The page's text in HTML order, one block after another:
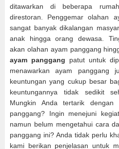
ditawarkan di beberapa
direstoran. Penggemar olahan
sangat banyak dikalangan
anak hingga orang dewasa.
akan olahan ayam panggang
ayam panggang patut untuk
menawarkan ayam panggang
keuntungan yang cukup besar
keuntungannya tidak sedikit
Mungkin Anda tertarik
panggang? Ingin menejuni
namun belum mengetahui cara
panggang ini? Anda tidak perlu
kami berikan penjelasan untuk